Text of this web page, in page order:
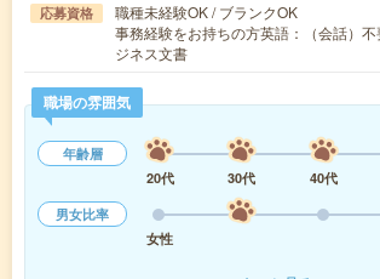
応募資格
職種未経験OK / ブランクOK
事務経験をお持ちの方英語：（会話）
ジネス文書
職場の雰囲気
年齢層
20代
30代 40代
男女比率
女性